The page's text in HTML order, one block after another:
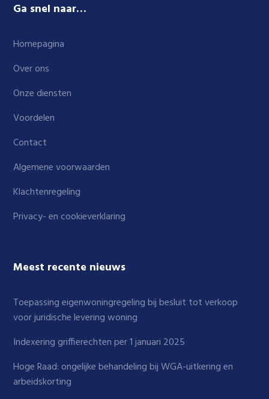
Ga snel naar…
Homepagina
Over ons
Onze diensten
Voordelen
Contact
Algemene voorwaarden
Klachtenregeling
Privacy- en cookieverklaring
Meest recente nieuws
Toepassing eigenwoningregeling bij besluit tot verkoop
voor juridische levering woning
Indexering griffierechten per 1 januari 2025
Hoge Raad: ongelijke behandeling bij WGA-uitkering en
arbeidskorting